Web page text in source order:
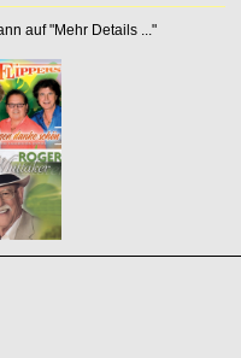
auf "Mehr Details ..."